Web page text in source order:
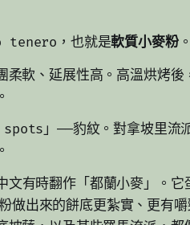
tenero，也就是軟質小麥粉。
軟、延展性高。高溫烘烤後
」——豹紋。對拿坡里流
文有時翻作「都蘭小麥」。
出來的餅底更紮實、更有嚼